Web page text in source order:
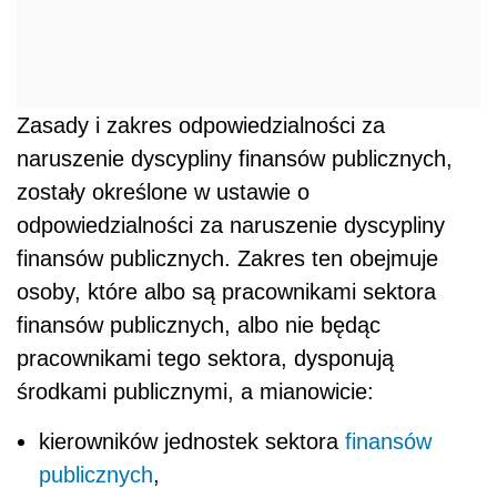
Zasady i zakres odpowiedzialności za
naruszenie dyscypliny finansów publicznych,
zostały określone w ustawie o
odpowiedzialności za naruszenie dyscypliny
finansów publicznych. Zakres ten obejmuje
osoby, które albo są pracownikami sektora
finansów publicznych, albo nie będąc
pracownikami tego sektora, dysponują
środkami publicznymi, a mianowicie:
kierowników jednostek sektora finansów
publicznych,